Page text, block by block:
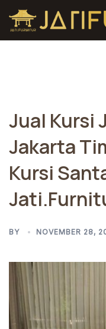
Skip
content
Jual Kursi
Jakarta
Kursi
BY NOVEMBER 28,